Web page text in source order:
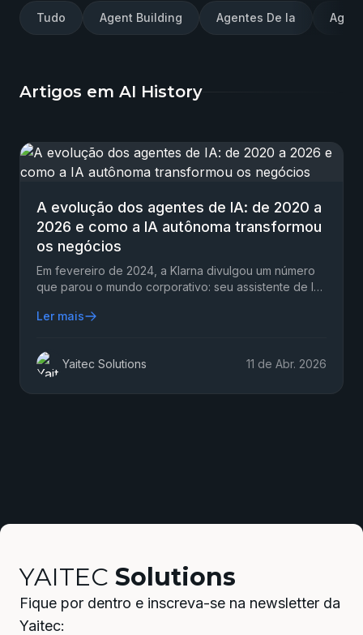
Tudo Agent Building Agentes De Ia
Artigos em AI History
A evolução dos agentes de IA: de 2020 a
2026 e como a IA autônoma transformou
os negócios
Em fevereiro de 2024, a Klarna divulgou um número
que parou o mundo corporativo: seu assistente de IA
Ler mais
Yaitec Solutions 11 de Abr. 2026
YAITEC Solutions
Fique por dentro e inscreva-se na newsletter da
Yaitec: